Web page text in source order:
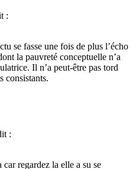
:
se fasse une fois de plus l’écho
la pauvreté conceptuelle n’a
Il n’a peut-être pas tord
consistants.
:
regardez la elle a su se